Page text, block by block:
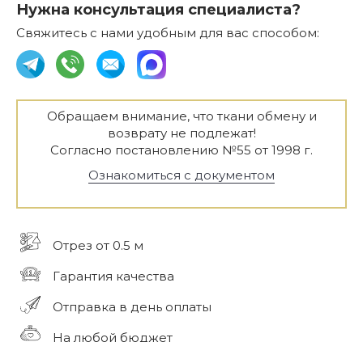
Нужна консультация специалиста?
Свяжитесь с нами удобным для вас способом:
Обращаем внимание, что ткани обмену и
возврату не подлежат!
Согласно постановлению №55 от 1998 г.
Ознакомиться с документом
Отрез от 0.5 м
Гарантия качества
Отправка в день оплаты
На любой бюджет